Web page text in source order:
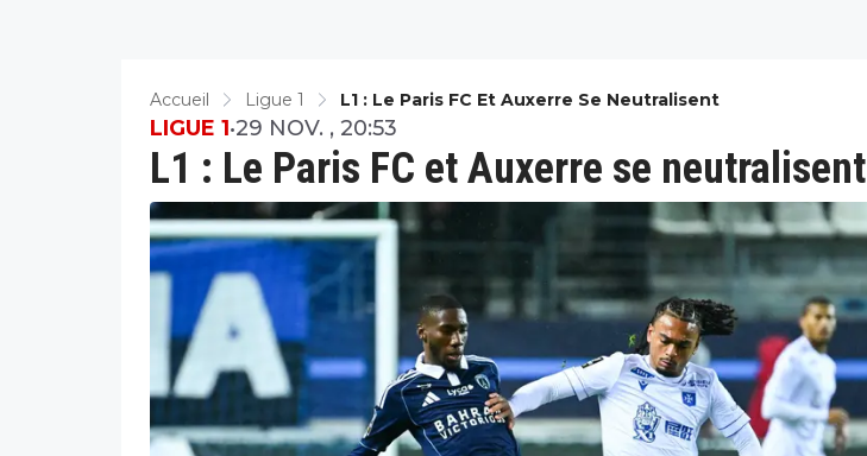
Accueil Ligue 1 L1 : Le Paris FC Et Auxerre Se Neutralisent
L1 : Le Paris FC et Auxerre se neutralisent
LIGUE 1•29 NOV. , 20:53